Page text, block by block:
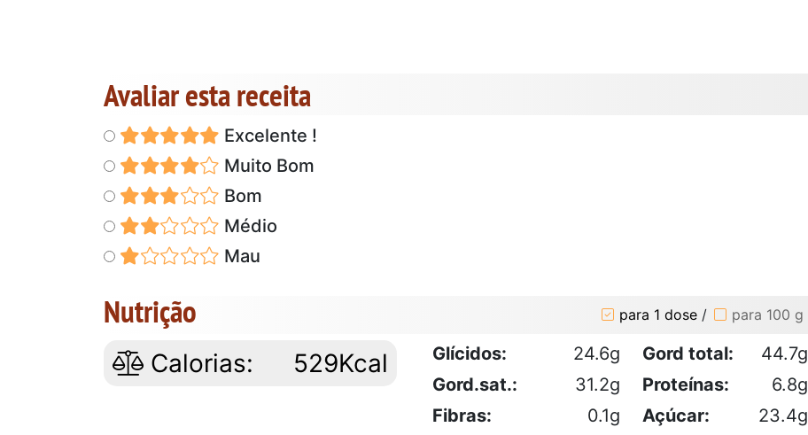
Avaliar esta receita
Excelente !
Muito Bom
Bom
Médio
Mau
Nutrição para 1 dose / para 100 g
Calorias: 529Kcal Glícidos: 24.6g Gord total:
44.7g
Gord.sat.:
31.2g Proteínas:
6.8g
Fibras:
0.1g Açúcar: 23.4g